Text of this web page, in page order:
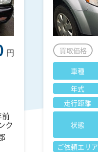
円
ク
買取価格
車種
年式
走行距離
状態
ご依頼エリア